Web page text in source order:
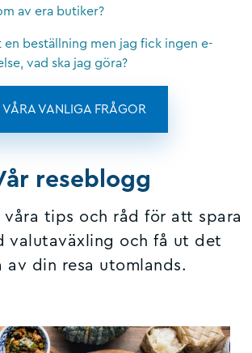
av era butiker?
en beställning men jag fick ingen e-
vad ska jag göra?
VÅRA VANLIGA FRÅGOR
reseblogg
våra tips och råd för att spara
valutaväxling och få ut det
av din resa utomlands.